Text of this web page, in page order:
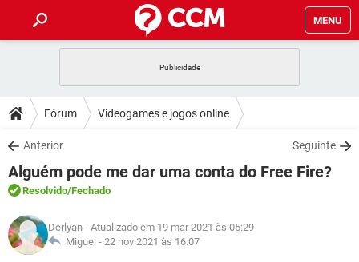
MENU
CELULAR FACEBOOK
OUTLOOK
INSTAGRAM GMAIL
GUIA DE COMPRAS
DICAS
JOGOS WHATSAPP
OUTLOOK
INSTAGRAM
GUIA DE COMPRAS
DOWNLOADS
JOGOS WHATSAPP
CELULAR
OUTLOOK EXCEL
INSTAGRAM
FÓRUM
JOGOS
CELULAR FACEBOOK
GLOSSÁRIO
JOGOS
Fórum Videogames e jogos online
Anterior Seguinte
Alguém pode me dar uma conta do Free Fire?
Resolvido/Fechado
Derlyan - Atualizado em 19 mar 2021 às 05:29
Miguel - 22 nov 2021 às 16:07